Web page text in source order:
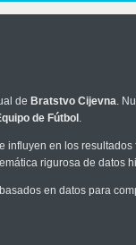
de Bratstvo Cijevna.
de Fútbol .
influyen en los
rigurosa de datos
en datos para